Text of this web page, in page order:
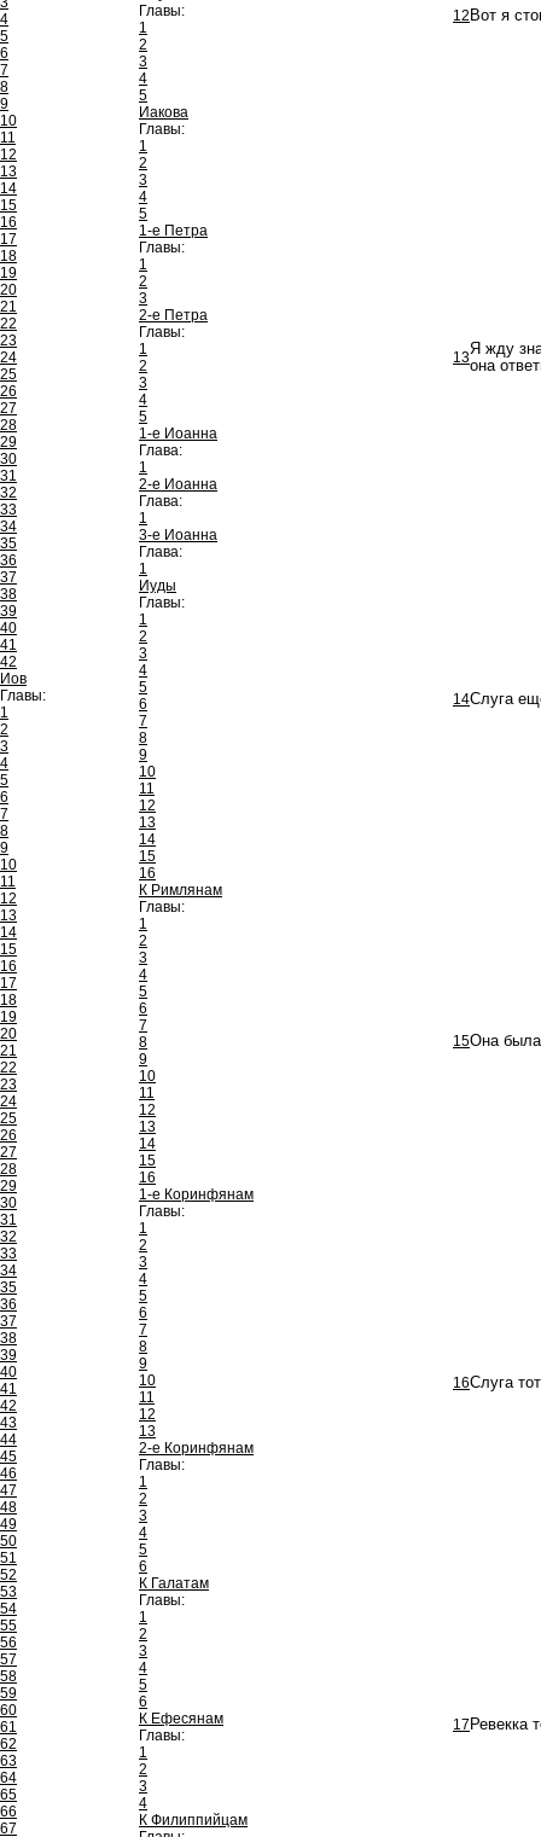
4
5
6
7
8
9
10
11
12
13
14
15
16
17
18
19
20
21
22
23
24
25
26
27
28
29
30
31
32
33
34
35
36
37
38
39
40
41
42
Иов
Главы:
1
2
3
4
5
6
7
8
9
10
11
12
13
14
15
16
17
18
19
20
21
22
23
24
25
26
27
28
29
30
31
32
33
34
35
36
37
38
39
40
41
42
43
44
45
46
47
48
49
50
51
52
53
54
55
56
57
58
59
60
61
62
63
64
65
66
67
Главы:
1
2
3
4
5
Иакова
Главы:
1
2
3
4
5
1-е Петра
Главы:
1
2
3
2-е Петра
Главы:
1
2
3
4
5
1-е Иоанна
Глава:
1
2-е Иоанна
Глава:
1
3-е Иоанна
Глава:
1
Иуды
Главы:
1
2
3
4
5
6
7
8
9
10
11
12
13
14
15
16
К Римлянам
Главы:
1
2
3
4
5
6
7
8
9
10
11
12
13
14
15
16
1-е Коринфянам
Главы:
1
2
3
4
5
6
7
8
9
10
11
12
13
2-е Коринфянам
Главы:
1
2
3
4
5
6
К Галатам
Главы:
1
2
3
4
5
6
К Ефесянам
Главы:
1
2
3
4
К Филиппийцам
12 Вот я
13Я жду
она
14Слуга
15Она была
16Слуга
17 Ревекка